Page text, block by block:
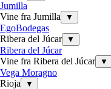
Jumilla
Vine fra Jumilla
▼
EgoBodegas
Ribera del Júcar
▼
Ribera del Júcar
Vine fra Ribera del Júcar
▼
Vega Moragno
Rioja
▼